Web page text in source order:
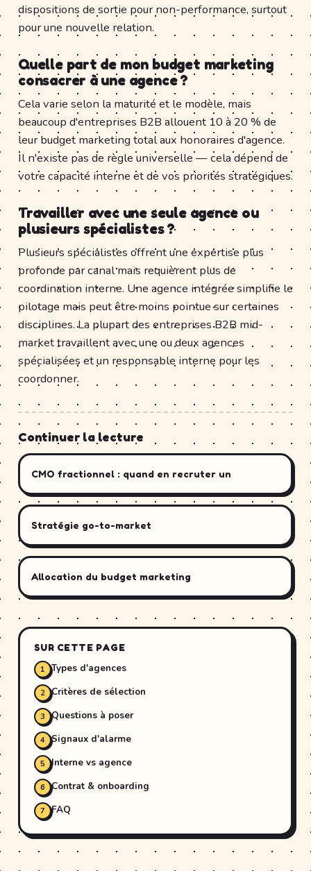
dispositions de sortie pour non-performance, surtout
pour une nouvelle relation.
Quelle part de mon budget marketing
consacrer à une agence ?
Cela varie selon la maturité et le modèle, mais
beaucoup d'entreprises B2B allouent 10 à 20 % de
leur budget marketing total aux honoraires d'agence.
Il n'existe pas de règle universelle — cela dépend de
votre capacité interne et de vos priorités stratégiques.
Travailler avec une seule agence ou
plusieurs spécialistes ?
Plusieurs spécialistes offrent une expertise plus
profonde par canal mais requièrent plus de
coordination interne. Une agence intégrée simplifie le
pilotage mais peut être moins pointue sur certaines
disciplines. La plupart des entreprises B2B mid-
market travaillent avec une ou deux agences
spécialisées et un responsable interne pour les
coordonner.
Continuer la lecture
CMO fractionnel : quand en recruter un
Stratégie go-to-market
Allocation du budget marketing
SUR CETTE PAGE
Types d'agences
Critères de sélection
Questions à poser
Signaux d'alarme
Interne vs agence
Contrat & onboarding
FAQ